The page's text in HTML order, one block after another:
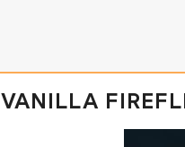
VANILLA